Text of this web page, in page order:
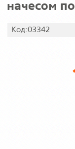
начесом
Код:03342